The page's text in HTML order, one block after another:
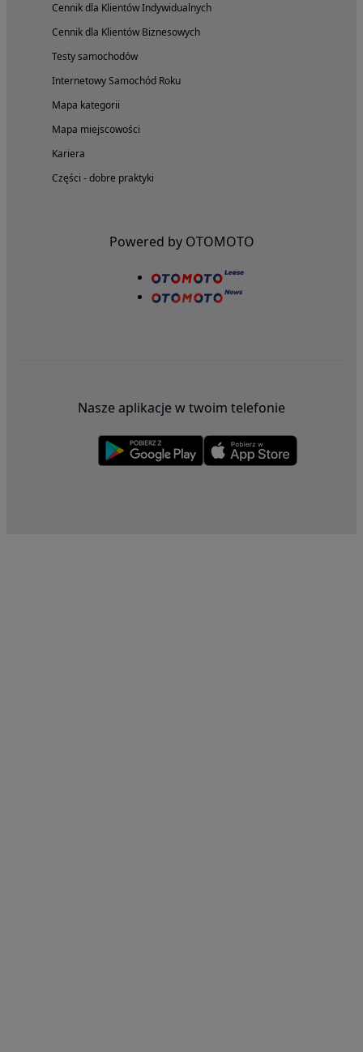
Cennik dla Klientów Indywidualnych
Cennik dla Klientów Biznesowych
Testy samochodów
Internetowy Samochód Roku
Mapa kategorii
Mapa miejscowości
Kariera
Części - dobre praktyki
Powered by OTOMOTO
Nasze aplikacje w twoim telefonie